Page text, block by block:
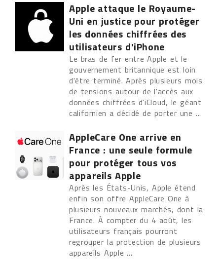
Apple attaque le Royaume-
Uni en justice pour protéger
les données chiffrées des
utilisateurs d'iPhone
Le bras de fer entre Apple et le
gouvernement britannique est loin
d'être terminé. Après plusieurs mois
de tensions autour de l'accès aux
données chiffrées d'iCloud, le géant
californien a décidé de porter une ...
AppleCare One arrive en
France : une seule formule
pour protéger tous vos
appareils Apple
Après les États-Unis, Apple étend
enfin son offre AppleCare One à
plusieurs nouveaux marchés, dont la
France. À compter du 4 août, les
utilisateurs français pourront
regrouper la protection de plusieurs
appareils Apple ...